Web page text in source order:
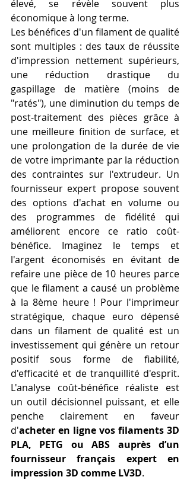
élevé, se révèle souvent plus
économique à long terme.
Les bénéfices d'un filament de qualité
sont multiples : des taux de réussite
d'impression nettement supérieurs,
une réduction drastique du
gaspillage de matière (moins de
"ratés"), une diminution du temps de
post-traitement des pièces grâce à
une meilleure finition de surface, et
une prolongation de la durée de vie
de votre imprimante par la réduction
des contraintes sur l'extrudeur. Un
fournisseur expert propose souvent
des options d'achat en volume ou
des programmes de fidélité qui
améliorent encore ce ratio coût-
bénéfice. Imaginez le temps et
l'argent économisés en évitant de
refaire une pièce de 10 heures parce
que le filament a causé un problème
à la 8ème heure ! Pour l'imprimeur
stratégique, chaque euro dépensé
dans un filament de qualité est un
investissement qui génère un retour
positif sous forme de fiabilité,
d'efficacité et de tranquillité d'esprit.
L'analyse coût-bénéfice réaliste est
un outil décisionnel puissant, et elle
penche clairement en faveur
d'acheter en ligne vos filaments 3D
PLA, PETG ou ABS auprès d’un
fournisseur français expert en
impression 3D comme LV3D.